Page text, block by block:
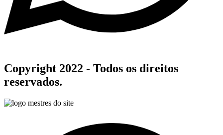
Copyright 2022 - Todos os direitos
reservados.